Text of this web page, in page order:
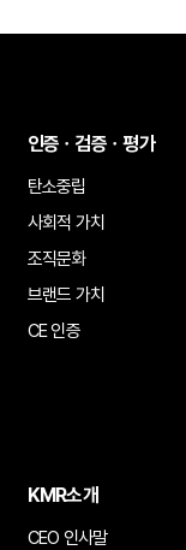
인증ㆍ검증ㆍ평가
탄소중립
사회적 가치
조직문화
브랜드 가치
CE 인증
KMR소개
CEO 인사말